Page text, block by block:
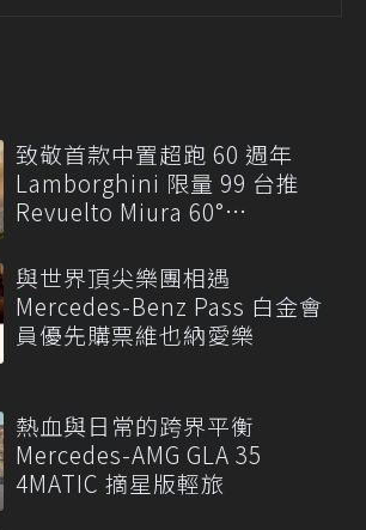
致敬首款中置超跑 60 週年
Lamborghini 限量 99 台推
Revuelto Miura 60°
與世界頂尖樂團相遇
Mercedes-Benz Pass 白金會
員優先購票維也納愛樂
熱血與日常的跨界平衡
Mercedes-AMG GLA 35
4MATIC 摘星版輕旅